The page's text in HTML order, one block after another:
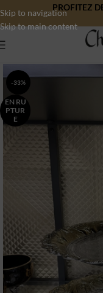
Skip to navigation
Skip to main content
PROFITEZ
-33%
EN RU
PTUR
E